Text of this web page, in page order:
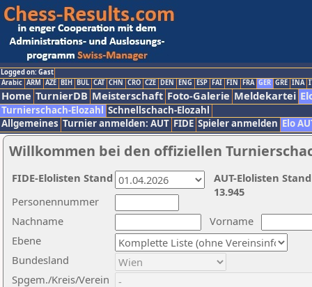
Logged on: Gast
Arabic ARM AZE BIH BUL CAT CHN CRO CZE DEN ENG ESP FAI FIN FRA GER GRE INA
Home TurnierDB Meisterschaft Foto-Galerie Meldekartei
Turnierschach-Elozahl Schnellschach-Elozahl
Allgemeines Turnier anmelden: AUT FIDE Spieler anmelden Elo
Willkommen bei den offiziellen
Nachname
Vorname
Ebene
Personennummer
Bundesland
Spgem./Kreis/Verein
AUT-Elolisten
13.945
FIDE-Elolisten Stand